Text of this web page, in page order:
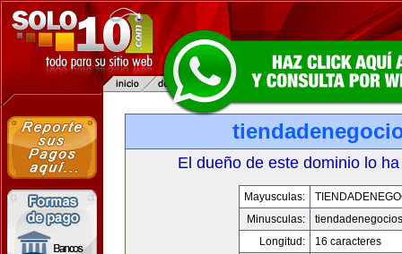
El dueño de este dominio lo
Mayusculas:
Minusculas:
Longitud:
16 caracteres